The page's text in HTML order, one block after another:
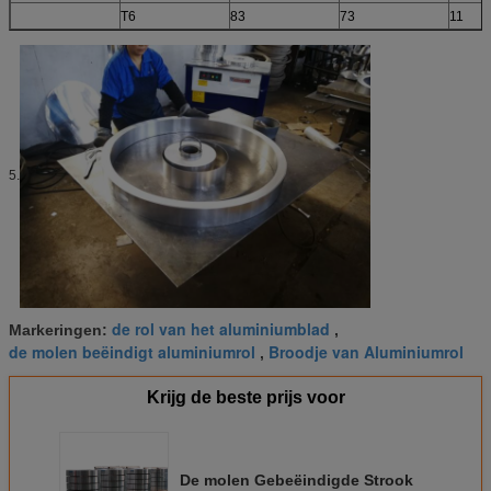
T6 83 73 11
5.
Markeringen: de rol van het aluminiumblad ,
de molen beëindigt aluminiumrol , Broodje van Aluminiumrol
Krijg de beste prijs voor
De molen Gebeëindigde Strook